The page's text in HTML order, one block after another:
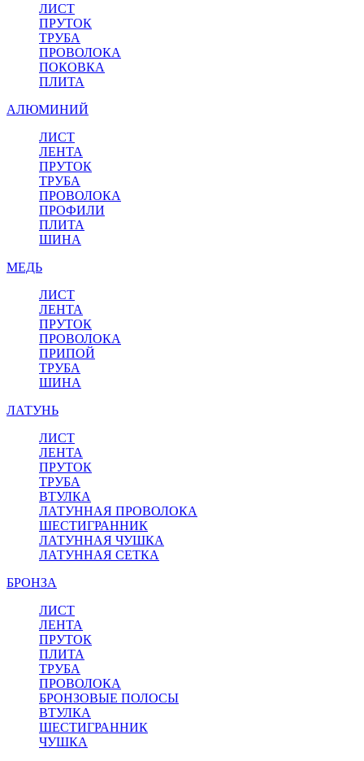
ЛИСТ
ПРУТОК
ТРУБА
ПРОВОЛОКА
ПОКОВКА
ПЛИТА
АЛЮМИНИЙ
ЛИСТ
ЛЕНТА
ПРУТОК
ТРУБА
ПРОВОЛОКА
ПРОФИЛИ
ПЛИТА
ШИНА
МЕДЬ
ЛИСТ
ЛЕНТА
ПРУТОК
ПРОВОЛОКА
ПРИПОЙ
ТРУБА
ШИНА
ЛАТУНЬ
ЛИСТ
ЛЕНТА
ПРУТОК
ТРУБА
ВТУЛКА
ЛАТУННАЯ ПРОВОЛОКА
ШЕСТИГРАННИК
ЛАТУННАЯ ЧУШКА
ЛАТУННАЯ СЕТКА
БРОНЗА
ЛИСТ
ЛЕНТА
ПРУТОК
ПЛИТА
ТРУБА
ПРОВОЛОКА
БРОНЗОВЫЕ ПОЛОСЫ
ВТУЛКА
ШЕСТИГРАННИК
ЧУШКА